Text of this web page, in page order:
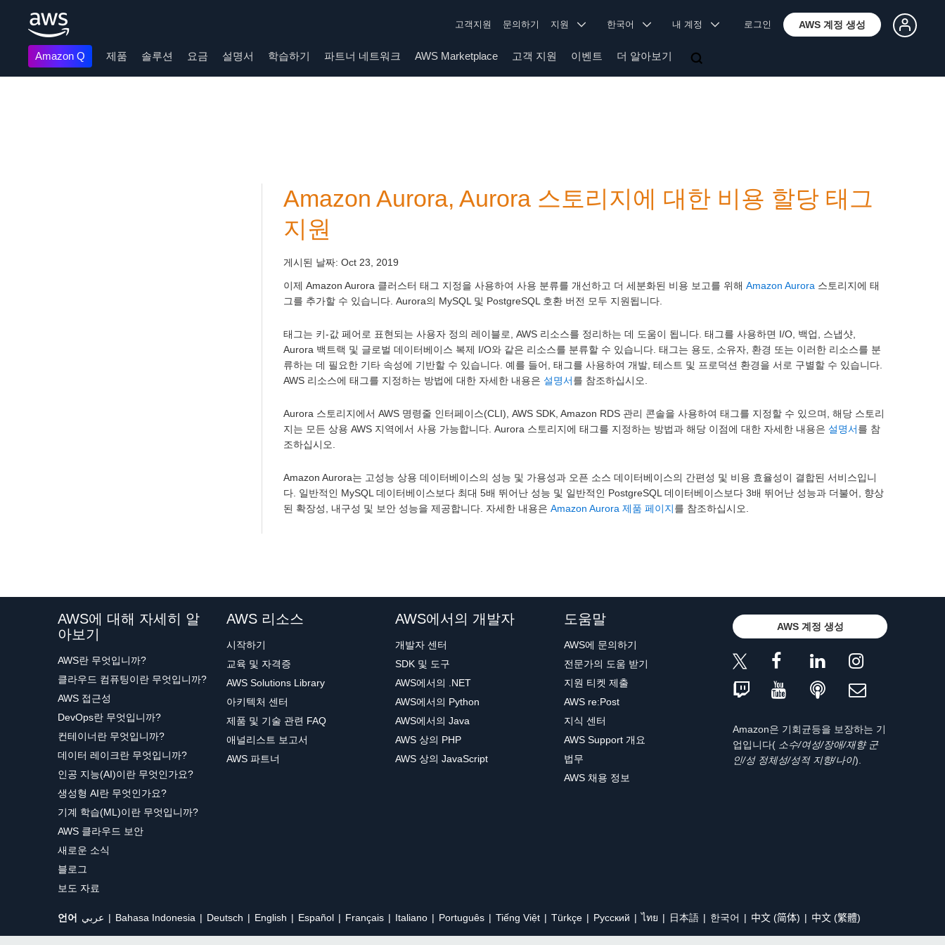
고객지원 문의하기 지원 한국어 내 계정 로그인 AWS 계정 생성
Amazon Q 제품 솔루션 요금 설명서 학습하기 파트너 네트워크 AWS Marketplace 고객 지원 이벤트 더 알아보기
Amazon Aurora, Aurora 스토리지에 대한 비용 할당 태그
지원
게시된 날짜: Oct 23, 2019
이제 Amazon Aurora 클러스터 태그 지정을 사용하여 사용 분류를 개선하고 더 세분화된 비용 보고를 위해 Amazon Aurora 스토리지에 태
그를 추가할 수 있습니다. Aurora의 MySQL 및 PostgreSQL 호환 버전 모두 지원됩니다.
태그는 키-값 페어로 표현되는 사용자 정의 레이블로, AWS 리소스를 정리하는 데 도움이 됩니다. 태그를 사용하면 I/O, 백업, 스냅샷,
Aurora 백트랙 및 글로벌 데이터베이스 복제 I/O와 같은 리소스를 분류할 수 있습니다. 태그는 용도, 소유자, 환경 또는 이러한 리소스를 분
류하는 데 필요한 기타 속성에 기반할 수 있습니다. 예를 들어, 태그를 사용하여 개발, 테스트 및 프로덕션 환경을 서로 구별할 수 있습니다.
AWS 리소스에 태그를 지정하는 방법에 대한 자세한 내용은 설명서를 참조하십시오.
Aurora 스토리지에서 AWS 명령줄 인터페이스(CLI), AWS SDK, Amazon RDS 관리 콘솔을 사용하여 태그를 지정할 수 있으며, 해당 스토리
지는 모든 상용 AWS 지역에서 사용 가능합니다. Aurora 스토리지에 태그를 지정하는 방법과 해당 이점에 대한 자세한 내용은 설명서를 참
조하십시오.
Amazon Aurora는 고성능 상용 데이터베이스의 성능 및 가용성과 오픈 소스 데이터베이스의 간편성 및 비용 효율성이 결합된 서비스입니
다. 일반적인 MySQL 데이터베이스보다 최대 5배 뛰어난 성능 및 일반적인 PostgreSQL 데이터베이스보다 3배 뛰어난 성능과 더불어, 향상
된 확장성, 내구성 및 보안 성능을 제공합니다. 자세한 내용은 Amazon Aurora 제품 페이지를 참조하십시오.
AWS에 대해 자세히 알
아보기
AWS란 무엇입니까?
클라우드 컴퓨팅이란 무엇입니까?
AWS 접근성
DevOps란 무엇입니까?
컨테이너란 무엇입니까?
데이터 레이크란 무엇입니까?
인공 지능(AI)이란 무엇인가요?
생성형 AI란 무엇인가요?
기계 학습(ML)이란 무엇입니까?
AWS 클라우드 보안
새로운 소식
블로그
보도 자료
AWS 리소스
시작하기
교육 및 자격증
AWS Solutions Library
아키텍처 센터
제품 및 기술 관련 FAQ
애널리스트 보고서
AWS 파트너
AWS에서의 개발자
개발자 센터
SDK 및 도구
AWS에서의 .NET
AWS에서의 Python
AWS에서의 Java
AWS 상의 PHP
AWS 상의 JavaScript
도움말
AWS에 문의하기
전문가의 도움 받기
지원 티켓 제출
AWS re:Post
지식 센터
AWS Support 개요
법무
AWS 채용 정보
AWS 계정 생성
Amazon은 기회균등을 보장하는 기
업입니다( 소수/여성/장애/재향 군
인/성 정체성/성적 지향/나이).
언어 عربي Bahasa Indonesia Deutsch English Español Français Italiano Português Tiếng Việt Türkçe Ρусский ไทย 日本語 한국어 中文 (简体) 中文 (繁體)